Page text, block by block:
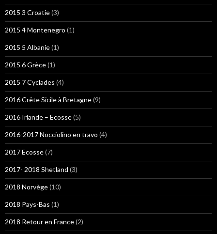
2015 3 Croatie(3)
2015 4 Montenegro (1)
2015 5 Albanie(1)
2015 6 Grèce(1)
2015 7 Cyclades (4)
2016 Crête Sicile à Bretagne(9)
2016 Irlande – Ecosse(5)
2016-2017 Nocciolino en travo (4)
2017 Ecosse(7)
2017- 2018 Shetland (3)
2018 Norvège(10)
2018 Pays-Bas (1)
2018 Retour en France(2)